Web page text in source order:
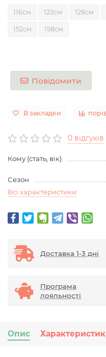
116см 122см 128см
152см 158см
Повідомити
В закладки
0 відгуків
Кому (стать, вік)
Сезон
Всі характеристики
Доставка 1-3 дні
Програма
лояльності
Опис